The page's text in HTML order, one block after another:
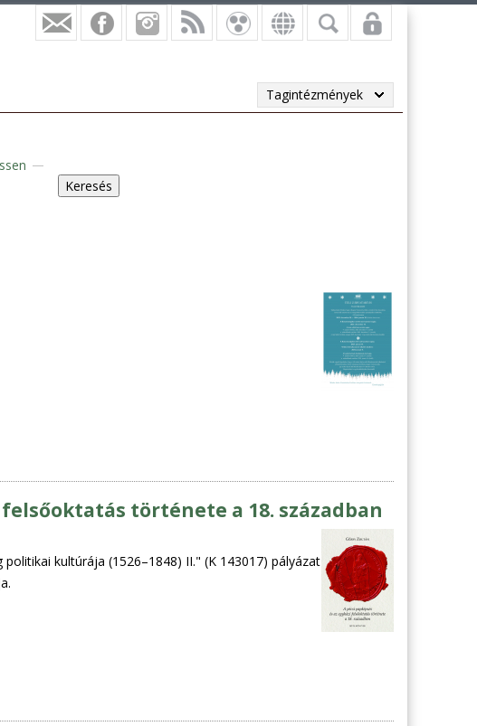
Tagintézmények
története a 18. században
kultúrája (1526–1848) II." (K 143017) pályázat